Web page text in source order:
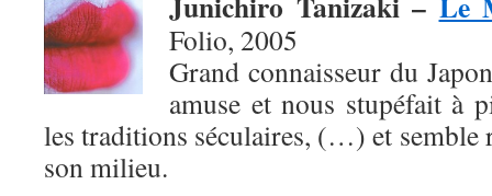
Folio, 2005
Grand connaisseur du
amuse et nous stupéfait à
les traditions séculaires, (…) et semble
son milieu.